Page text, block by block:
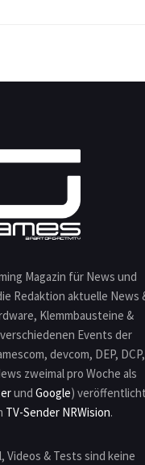
Magazin für News und
Redaktion aktuelle News
Klemmbausteine &
Events der
devcom, DEP, DCP,
zweimal pro Woche als
und Google)
TV-Sender NRWision.
& Tests sind keine